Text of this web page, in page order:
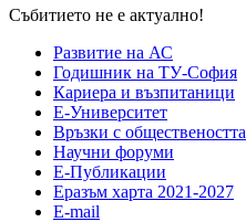
Събитието не е актуално!
Развитие на АС
Годишник на ТУ-София
Кариера и възпитаници
Е-Университет
Връзки с обществеността
Научни форуми
Е-Публикации
Еразъм харта 2021-2027
E-mail